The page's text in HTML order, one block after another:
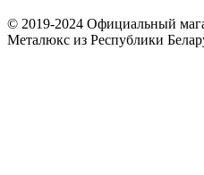
© 2019-2024 Официальный
Металюкс из Республики